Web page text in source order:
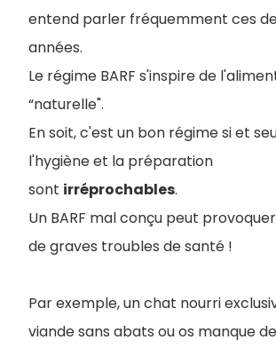
entend parler fréquemment ces
années.
Le régime BARF s'inspire de
“naturelle".
En soit, c'est un bon régime si et
l'hygiène et la préparation
sont irréprochables.
Un BARF mal conçu peut provoquer
de graves troubles de santé !
Par exemple, un chat nourri
viande sans abats ou os manque